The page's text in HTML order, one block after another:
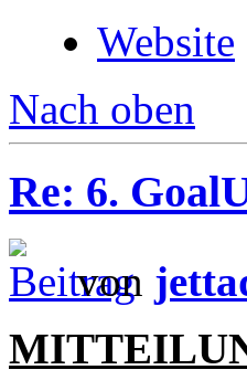
Website
Nach oben
Re: 6.
von